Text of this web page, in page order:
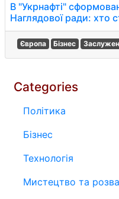
В "Укрнафті"
Наглядової ради: хто
Європа Бізнес
Categories
Політика
Бізнес
Технологія
Мистецтво та